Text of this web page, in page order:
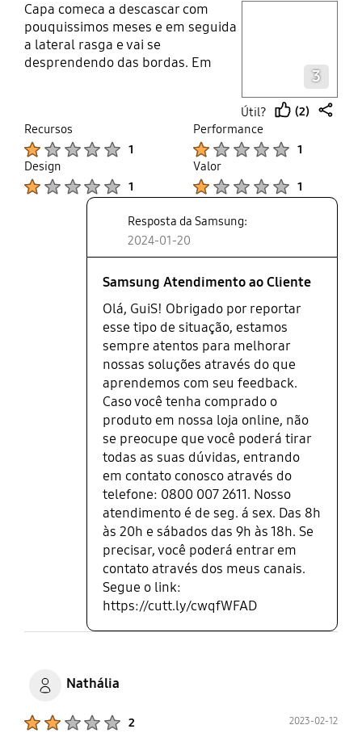
Capa comeca a descascar com
pouquissimos meses e em seguida
a lateral rasga e vai se
desprendendo das bordas. Em
ter vindo uma transparente no
lugar. Um dos piores produtos para
dispositivos eletronicos que eu ja
comprei.
3
Útil?
up
(2)
Recursos
1
Performance
1
Design
1
Valor
1
Resposta da Samsung:
2024-01-20
Samsung Atendimento ao Cliente
Olá, GuiS! Obrigado por reportar
esse tipo de situação, estamos
sempre atentos para melhorar
nossas soluções através do que
aprendemos com seu feedback.
Caso você tenha comprado o
produto em nossa loja online, não
se preocupe que você poderá tirar
todas as suas dúvidas, entrando
em contato conosco através do
telefone: 0800 007 2611. Nosso
atendimento é de seg. á sex. Das 8h
às 20h e sábados das 9h às 18h. Se
precisar, você poderá entrar em
contato através dos meus canais.
Segue o link:
https://cutt.ly/cwqfWFAD
Nathália
2 2023-02-12